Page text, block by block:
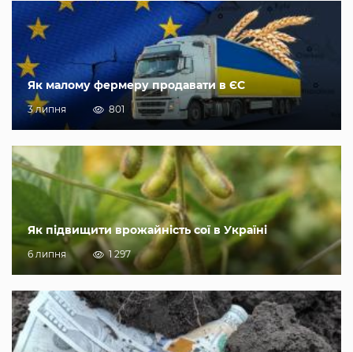
Як малому фермеру продавати в ЄС
3 липня 801
Як підвищити врожайність сої в Україні
6 липня 1 297